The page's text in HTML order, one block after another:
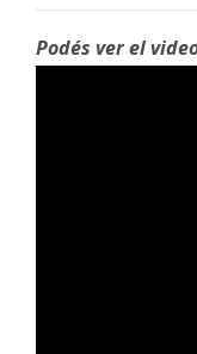
Podés ver el